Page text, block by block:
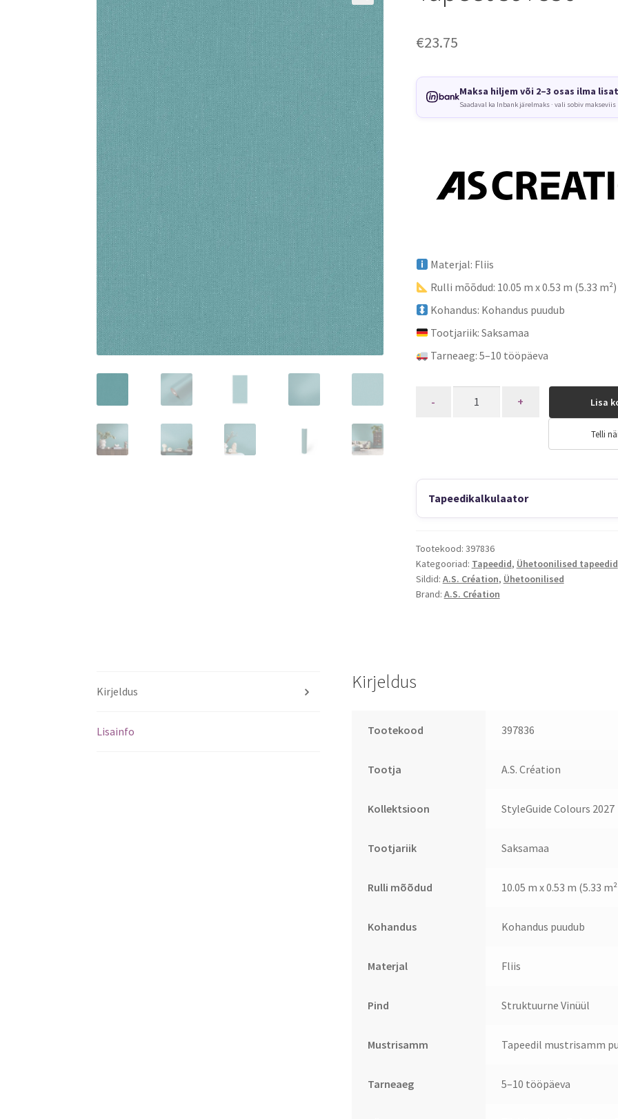
€23.75
Maksa hiljem või 2–3 osas ilma
Saadaval ka Inbank järelmaks · vali sobiv makseviis
Materjal: Fliis
Rulli mõõdud: 10.05 m x 0.53 m (5.33 m²)
Kohandus: Kohandus puudub
Tootjariik: Saksamaa
Tarneaeg: 5–10 tööpäeva
Lisa
Telli
Tapeedikalkulaator
Tootekood: 397836
Kategooriad: Tapeedid, Ühetoonilised tapeedid
Sildid: A.S. Création, Ühetoonilised
Brand: A.S. Création
Kirjeldus
Lisainfo
Kirjeldus
Tootekood 397836
Tootja A.S. Création
Kollektsioon StyleGuide Colours 2027
Tootjariik Saksamaa
Rulli mõõdud 10.05 m x 0.53 m (5.33
Kohandus Kohandus puudub
Materjal Fliis
Pind Struktuurne Vinüül
Mustrisamm Tapeedil mustrisamm
Tarneaeg 5–10 tööpäeva